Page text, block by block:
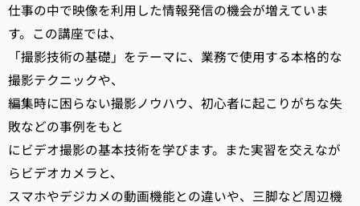
仕事の中で映像を利用した情報発信の機会が増えていま
す。この講座では、
「撮影技術の基礎」をテーマに、業務で使用する本格的な
撮影テクニックや、
編集時に困らない撮影ノウハウ、初心者に起こりがちな失
敗などの事例をもと
にビデオ撮影の基本技術を学びます。また実習を交えなが
らビデオカメラと、
スマホやデジカメの動画機能との違いや、三脚など周辺機